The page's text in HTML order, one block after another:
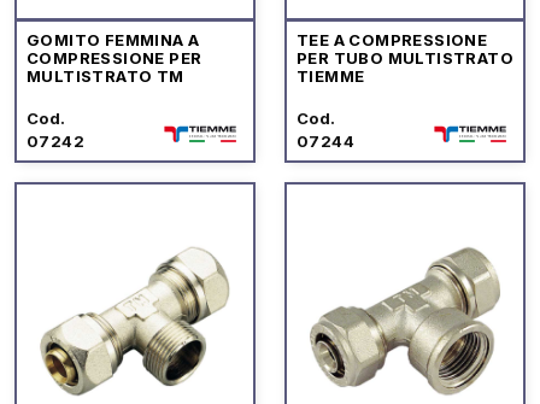
GOMITO FEMMINA A
COMPRESSIONE PER
MULTISTRATO TM
Cod.
07242
TEE A COMPRESSIONE
PER TUBO MULTISTRATO
TIEMME
Cod.
07244